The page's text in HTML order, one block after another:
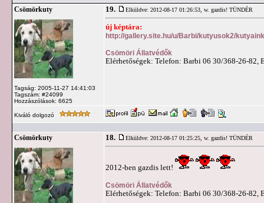
Csömörkuty
Tagság: 2005-11-27 14:41:03
Tagszám: #24099
Hozzászólások: 6625
19. Elküldve: 2012-08-17 01:26:53, w. gazdis! TÜNDÉR
új képtára:
http://gallery.site.hu/u/Barbi/kutyusok2/
Csömöri Állatvédők
Elérhetőségek: Telefon: Barbi 06 30/368-26-82,
Kiváló dolgozó
Csömörkuty 18. Elküldve: 2012-08-17 01:25:25, w. gazdis! TÜNDÉR
2012-ben gazdis lett!
Csömöri Állatvédők
Elérhetőségek: Telefon: Barbi 06 30/368-26-82,